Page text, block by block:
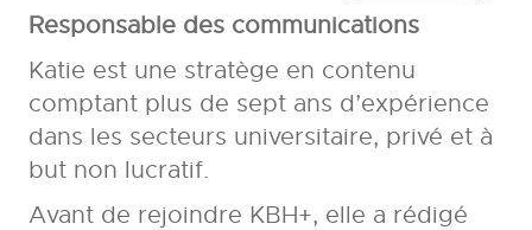
Responsable des communications
Katie est une stratège en contenu
comptant plus de sept ans d’expérience
dans les secteurs universitaire, privé et à
but non lucratif.
Avant de rejoindre KBH+, elle a rédigé